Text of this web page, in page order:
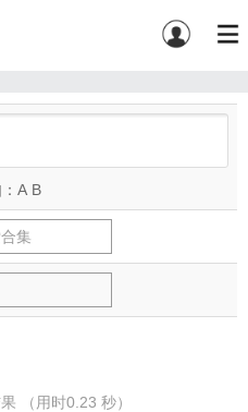
A B
集
（用时0.23 秒）